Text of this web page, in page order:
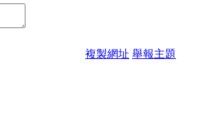
複製網址 舉報主題